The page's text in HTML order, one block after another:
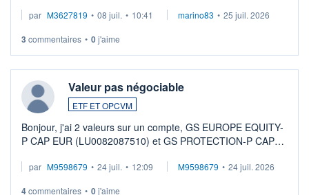
par M3627819 • 08 juil. • 10:41 marino83 • 25 juil. 2026
3 commentaires • 0j'aime
Valeur pas négociable
ETF ET OPCVM
Bonjour, j'ai 2 valeurs sur un compte, GS EUROPE EQUITY-
P CAP EUR (LU0082087510) et GS PROTECTION-P CAP
veux procéder à la vente, on me signale ...
par M9598679 • 24 juil. • 12:09 M9598679 • 24 juil. 2026
4commentaires • 0j'aime